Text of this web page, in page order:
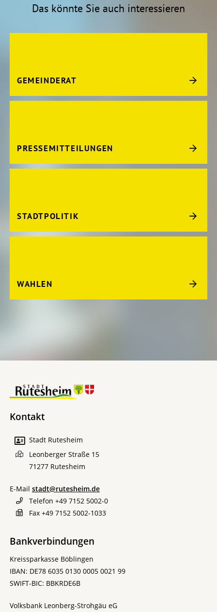
Das könnte Sie auch interessieren
GEMEINDERAT
PRESSEMITTEILUNGEN
STADTPOLITIK
WAHLEN
Kontakt
Stadt Rutesheim
Leonberger Straße 15
71277 Rutesheim
E-Mail stadt@rutesheim.de
Telefon +49 7152 5002-0
Fax +49 7152 5002-1033
Bankverbindungen
Kreissparkasse Böblingen
IBAN: DE78 6035 0130 0005 0021 99
SWIFT-BIC: BBKRDE6B
Volksbank Leonberg-Strohgäu eG